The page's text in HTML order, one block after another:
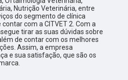
Nutrição Veterinária, entre
do segmento de clínica
com a CITVET 2. Com a
tirar as suas dúvidas sobre
de contar com os melhores
Assim, a empresa
e sua satisfação, que são os